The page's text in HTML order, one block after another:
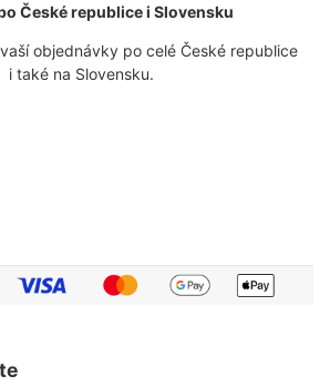
České republice i Slovensku
objednávky po celé České republice
i také na Slovensku.